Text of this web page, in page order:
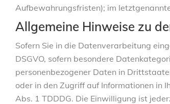
Aufbewahrungsfristen); im
Allgemeine Hinweise zu
Sofern Sie in die Datenverarbeitung
DSGVO, sofern besondere
personenbezogener Daten in
oder in den Zugriff auf Informationen in
Abs. 1 TDDDG. Die Einwilligung ist